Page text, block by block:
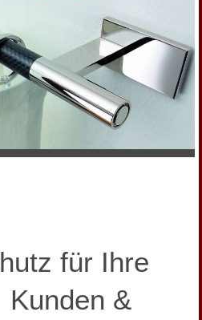
für Ihre
&